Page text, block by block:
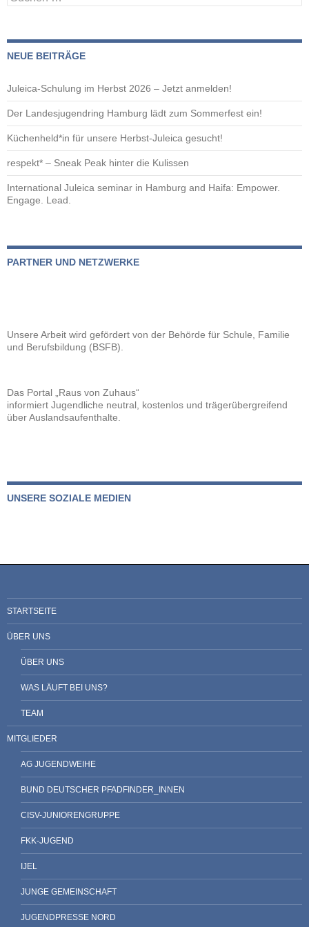
nach:
NEUE BEITRÄGE
Juleica-Schulung im Herbst 2026 – Jetzt anmelden!
Der Landesjugendring Hamburg lädt zum Sommerfest ein!
Küchenheld*in für unsere Herbst-Juleica gesucht!
respekt* – Sneak Peak hinter die Kulissen
International Juleica seminar in Hamburg and Haifa: Empower.
Engage. Lead.
PARTNER UND NETZWERKE
Unsere Arbeit wird gefördert von der Behörde für Schule, Familie
und Berufsbildung (BSFB).
Das Portal „Raus von Zuhaus“
informiert Jugendliche neutral, kostenlos und trägerübergreifend
über Auslandsaufenthalte.
UNSERE SOZIALE MEDIEN
STARTSEITE
ÜBER UNS
ÜBER UNS
WAS LÄUFT BEI UNS?
TEAM
MITGLIEDER
AG JUGENDWEIHE
BUND DEUTSCHER PFADFINDER_INNEN
CISV-JUNIORENGRUPPE
FKK-JUGEND
IJEL
JUNGE GEMEINSCHAFT
JUGENDPRESSE NORD